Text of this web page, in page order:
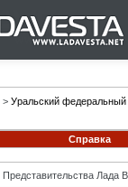
> Уральский федеральный
Справка
Представительства Лада